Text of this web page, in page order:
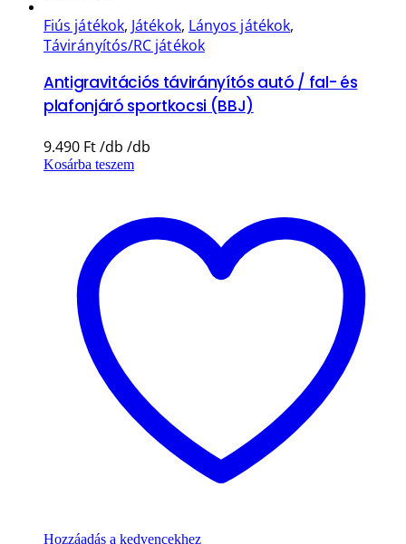
Fiús játékok, Játékok, Lányos játékok,
Távirányítós/RC játékok
Antigravitációs távirányítós autó / fal- és
plafonjáró sportkocsi (BBJ)
9.490 Ft
Kosárba teszem
Hozzáadás a kedvencekhez